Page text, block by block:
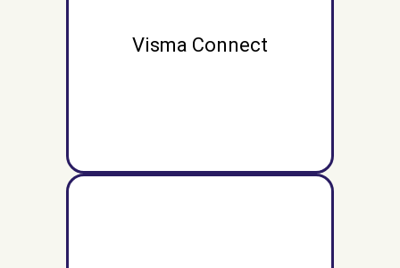
Visma Connect